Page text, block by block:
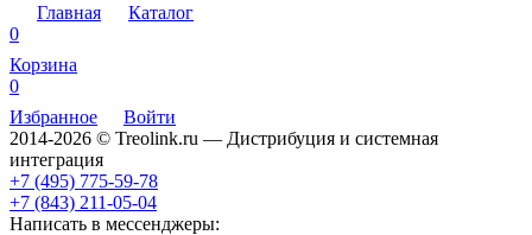
Главная
Каталог
0
Корзина
0
Избранное
Войти
2014-2026 © Treolink.ru — Дистрибуция и системная
интеграция
+7 (495) 775-59-78
+7 (843) 211-05-04
Написать в мессенджеры: